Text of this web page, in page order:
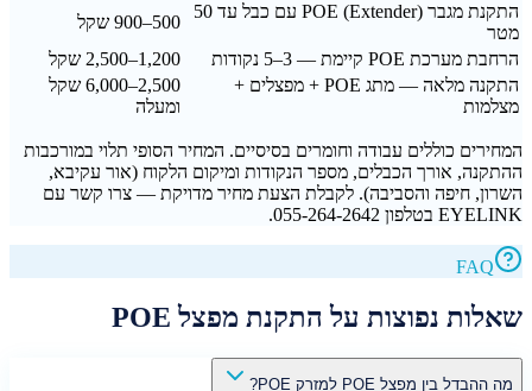
התקנת מגבר POE (Extender) עם כבל עד 50
מטר
500–900 שקל
הרחבת מערכת POE קיימת — 3–5 נקודות
1,200–2,500 שקל
התקנה מלאה — מתג POE + מפצלים +
מצלמות
2,500–6,000 שקל
ומעלה
המחירים כוללים עבודה וחומרים בסיסיים. המחיר הסופי תלוי במורכבות
ההתקנה, אורך הכבלים, מספר הנקודות ומיקום הלקוח (אור עקיבא,
השרון, חיפה והסביבה). לקבלת הצעת מחיר מדויקת — צרו קשר עם
EYELINK בטלפון 055-264-2642.
FAQ
שאלות נפוצות על התקנת מפצל POE
מה ההבדל בין מפצל POE למזרק POE?